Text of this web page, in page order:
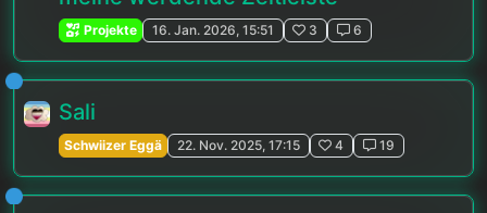
Projekte 16. Jan. 2026, 15:51 3 6
Sali
Schwiizer Eggä 22. Nov. 2025, 17:15 4 19